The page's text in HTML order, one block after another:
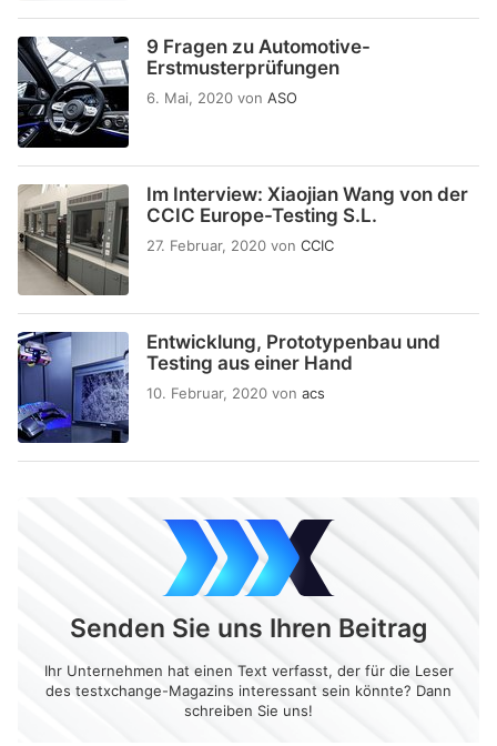
9 Fragen zu Automotive-
Erstmusterprüfungen
6. Mai, 2020 von ASO
Im Interview: Xiaojian Wang von der
CCIC Europe-Testing S.L.
27. Februar, 2020 von CCIC
Entwicklung, Prototypenbau und
Testing aus einer Hand
10. Februar, 2020 von acs
Senden Sie uns Ihren Beitrag
Ihr Unternehmen hat einen Text verfasst, der für die Leser
des testxchange-Magazins interessant sein könnte? Dann
schreiben Sie uns!